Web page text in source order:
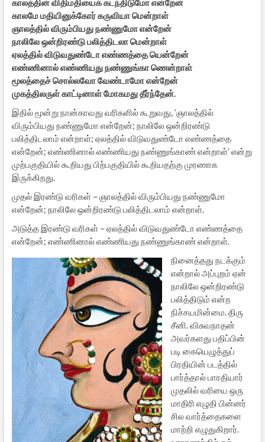
காலத்தின் விதிமதியைக் கடந்திடுமோ என்றேன்
காலமே மதியினுக்கோர் கருவியா மென்றாள்
ஞாலத்தில் விரும்பியது நண்ணுமோ என்றேன்
நாலிலே ஒன்றிரண்டு பலித்திடலா மென்றாள்
ஏலத்தில் விடுவதுண்டோ எண்ணத்தை யென்றேன்
எண்ணினால் எண்ணியது நண்ணுங்கா ணென்றாள்
மூலத்தைச் சொல்லவோ வேண்டாமோ என்றேன்
முகத்திலருள் காட்டினாள் மோகமது தீர்ந்தேன்.
இதில் மூன்று நான்காவது வரிகளில் கூறுவது, ‘ஞாலத்தில்
விரும்பியது நண்ணுமோ என்றேன்; நாலிலே ஒன்றிரண்டு
பலித்திடலாம் என்றாள்; ஏலத்தில் விடுவதுண்டோ எண்ணத்தை
என்றேன்; எண்ணினால் எண்ணியது நண்ணுங்காண் என்றாள்’ என்று
முற்பகுதியில் கூறியது பிற்பகுதியில் கூறியதற்கு முரணாக
இருக்கிறது.
முதல் இரண்டு வரிகள் – ஞாலத்தில் விரும்பியது நண்ணுமோ
என்றேன்; நாலிலே ஒன்றிரண்டு பலித்திடலாம் என்றாள்.
அடுத்த இரண்டு வரிகள் – ஏலத்தில் விடுவதுண்டோ எண்ணத்தை
என்றேன்; எண்ணினால் எண்ணியது நண்ணுங்காண் என்றாள்.
நினைத்தது நடக்கும்
என்றால் அப்புறம் ஏன்
நாலிலே ஒன்றிரண்டு
பலித்திடும் என்ற
நிச்சயமின்மை. திரு
சீனி. விசுவநாதன்
அவர்களது பதிப்பின்
படி கையெழுத்துப்
பிரதியின் படத்தில்
பார்த்தால் பாரதியார்
முதலில் வரியை ஒரு
மாதிரி எழுதி பின்னர்
சில வார்த்தைகளை
மாற்றி எழுதுகிறார்.